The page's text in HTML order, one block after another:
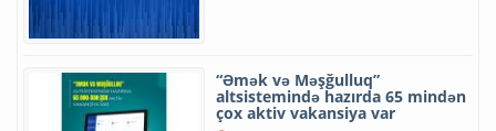
“Əmək və Məşğulluq”
altsistemində hazırda 65 mindən
çox aktiv vakansiya var